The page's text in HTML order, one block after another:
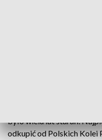
było wielu lat starań.
odkupić od Polskich Kolei